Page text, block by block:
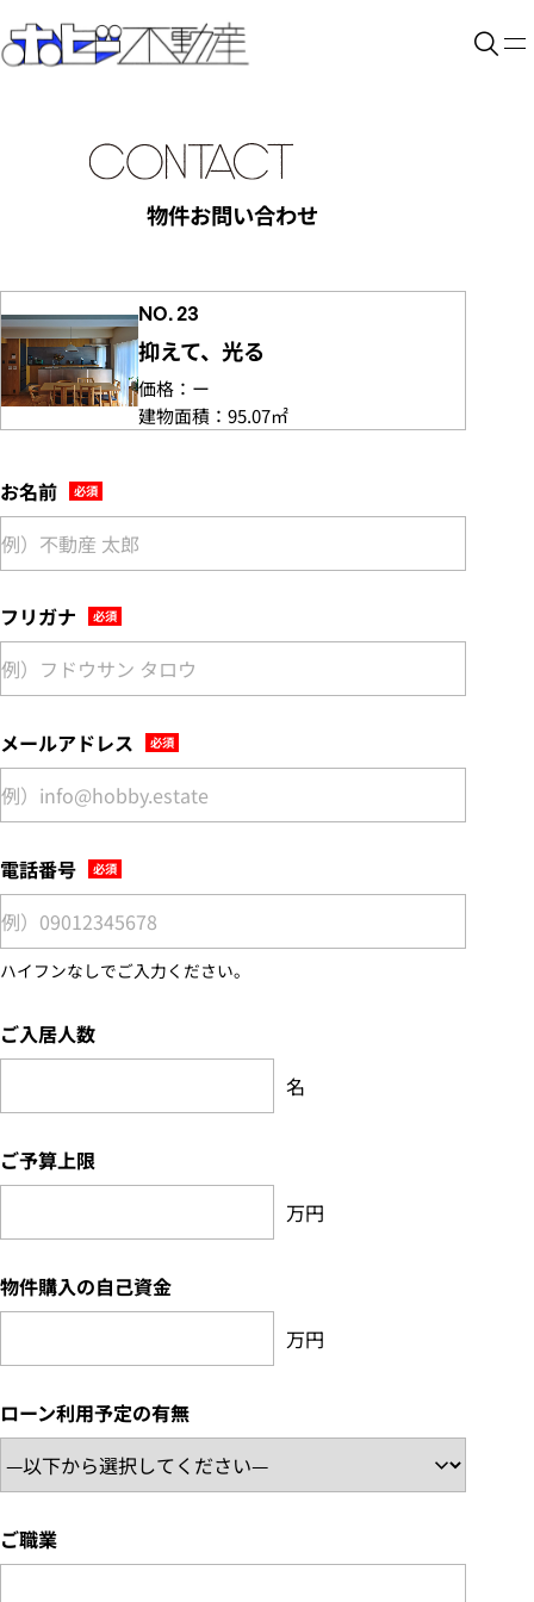
物件お問い合わせ
NO. 23
抑えて、光る
価格： ー
建物面積： 95.07㎡
お名前
フリガナ
メールアドレス
電話番号
ハイフンなしでご入力ください。
ご入居人数
名
ご予算上限
万円
物件購入の自己資金
万円
ローン利用予定の有無
ご職業